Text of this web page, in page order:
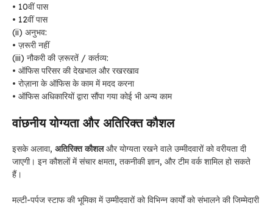
• 10वीं पास
• 12वीं पास
(ii) अनुभव:
• ज़रूरी नहीं
(iii) नौकरी की ज़रूरतें / कर्तव्य:
• ऑफिस परिसर की देखभाल और रखरखाव
• रोज़ाना के ऑफिस के काम में मदद करना
• ऑफिस अधिकारियों द्वारा सौंपा गया कोई भी अन्य काम
वांछनीय योग्यता और अतिरिक्त कौशल
इसके अलावा, अतिरिक्त कौशलऔर योग्यता रखने वाले उम्मीदवारों को वरीयता दी
जाएगी। इन कौशलों में संचार क्षमता, तकनीकी ज्ञान, और टीम वर्क शामिल हो सकते
हैं।
मल्टी-पर्पज स्टाफ की भूमिका में उम्मीदवारों को विभिन्न कार्यों को संभालने की जिम्मेदारी